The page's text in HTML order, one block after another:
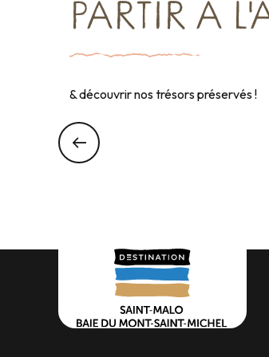
PARTIR À
& découvrir nos trésors préservés !